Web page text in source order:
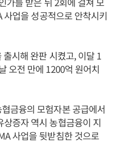
업을 성공적으로 안착시키
시해 완판 시켰고, 이달 1
오전 만에 1200억 원어치
금융의 모험자본 공급에서
증자 역시 농협금융이 지
사업을 뒷받침한 것으로